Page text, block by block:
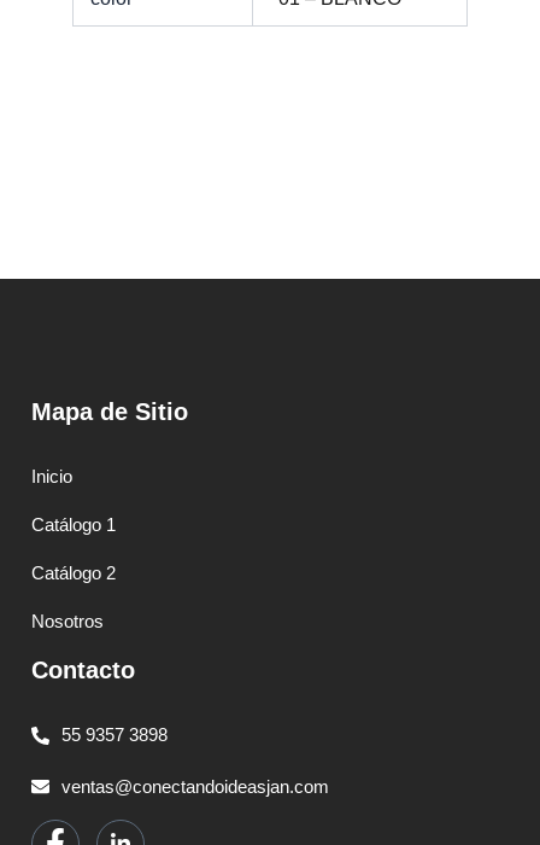
Mapa de Sitio
Inicio
Catálogo 1
Catálogo 2
Nosotros
Contacto
55 9357 3898
ventas@conectandoideasjan.com